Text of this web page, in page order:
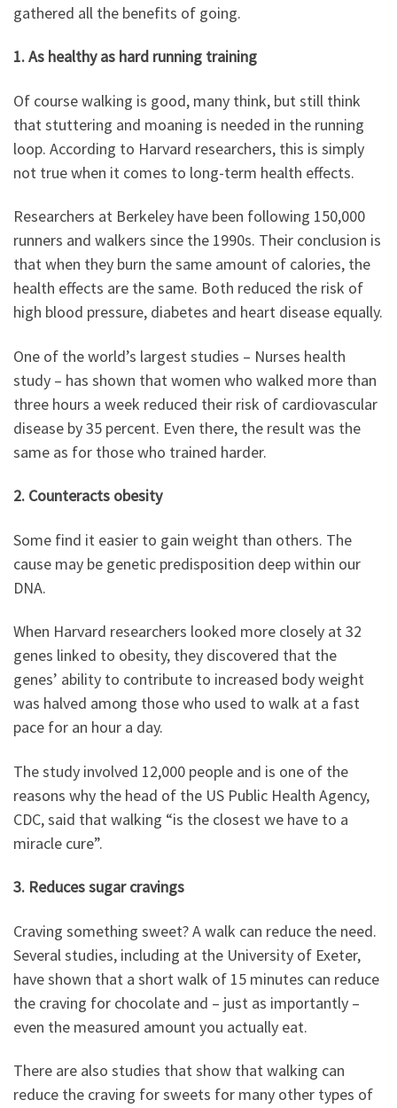
gathered all the benefits of going.
1. As healthy as hard running training
Of course walking is good, many think, but still think
that stuttering and moaning is needed in the running
loop. According to Harvard researchers, this is simply
not true when it comes to long-term health effects.
Researchers at Berkeley have been following 150,000
runners and walkers since the 1990s. Their conclusion is
that when they burn the same amount of calories, the
health effects are the same. Both reduced the risk of
high blood pressure, diabetes and heart disease equally.
One of the world’s largest studies – Nurses health
study – has shown that women who walked more than
three hours a week reduced their risk of cardiovascular
disease by 35 percent. Even there, the result was the
same as for those who trained harder.
2. Counteracts obesity
Some find it easier to gain weight than others. The
cause may be genetic predisposition deep within our
DNA.
When Harvard researchers looked more closely at 32
genes linked to obesity, they discovered that the
genes’ ability to contribute to increased body weight
was halved among those who used to walk at a fast
pace for an hour a day.
The study involved 12,000 people and is one of the
reasons why the head of the US Public Health Agency,
CDC, said that walking “is the closest we have to a
miracle cure”.
3. Reduces sugar cravings
Craving something sweet? A walk can reduce the need.
Several studies, including at the University of Exeter,
have shown that a short walk of 15 minutes can reduce
the craving for chocolate and – just as importantly –
even the measured amount you actually eat.
There are also studies that show that walking can
reduce the craving for sweets for many other types of